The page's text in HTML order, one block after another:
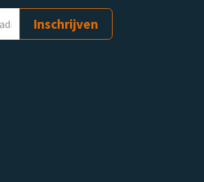
Inschrijven